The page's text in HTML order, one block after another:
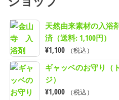
天然由来素材の入浴
済（送料: 1,100円）
¥1,100 （税込）
ギャッベのお守り（
ジ）
¥1,000 （税込）